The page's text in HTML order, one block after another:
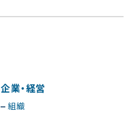
企業・経営
組織